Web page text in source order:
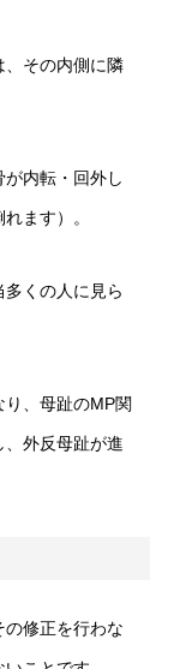
、その内側に隣
内転・回外し
ます）。
くの人に見ら
り、母趾のMP関
外反母趾が進
の修正を行わな